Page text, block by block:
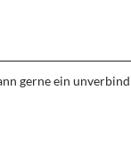
gerne ein